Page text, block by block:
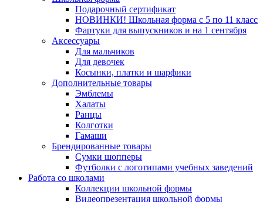
Подарочный сертификат
НОВИНКИ! Школьная форма с 5 по 11 класс
Фартуки для выпускников и на 1 сентября
Аксессуары
Для мальчиков
Для девочек
Косынки, платки и шарфики
Дополнительные товары
Эмблемы
Халаты
Ранцы
Колготки
Гамаши
Брендированные товары
Сумки шопперы
Футболки с логотипами учебных заведений
Работа со школами
Коллекции школьной формы
Видеопрезентация школьной формы